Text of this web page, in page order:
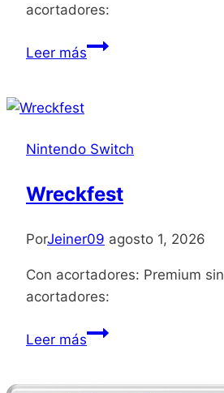
acortadores:
Leer másOne
Legend
Edition
Nintendo Switch
Wreckfest
PorJeiner09 agosto 1, 2026
Con acortadores: Premium sin
acortadores:
Leer másWreckfest